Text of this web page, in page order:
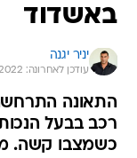
באשדוד
יניר יגנה
עודכן לאחרונה: 20.10.2022 / 9:13
התאונה
רכב בבעל
כשמצבו קשה.